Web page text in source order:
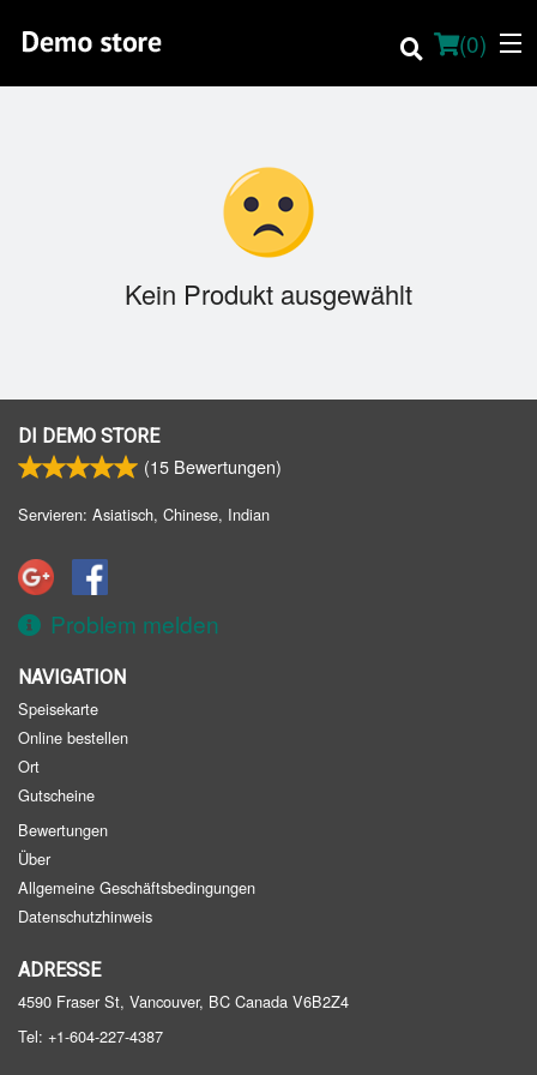
(0)
Deutsch
Kein Produkt ausgewählt
DI DEMO STORE
(15 Bewertungen)
Servieren: Asiatisch, Chinese, Indian
Problem melden
NAVIGATION
Speisekarte
Online bestellen
Ort
Gutscheine
Bewertungen
Über
Allgemeine Geschäftsbedingungen
Datenschutzhinweis
ADRESSE
4590 Fraser St, Vancouver, BC Canada V6B2Z4
Tel: +1-604-227-4387